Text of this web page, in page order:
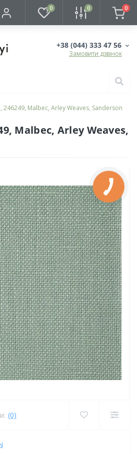
0 0 0
+38 (044) 333 47 56
Замовити дзвінок
246249, Malbec, Arley Weaves, Sanderson
Malbec, Arley Weaves,
(0)